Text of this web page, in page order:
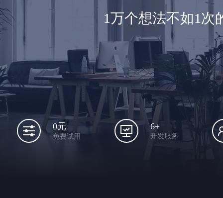
1万个想法不如1次
0元
免费试用
6+
开发服务